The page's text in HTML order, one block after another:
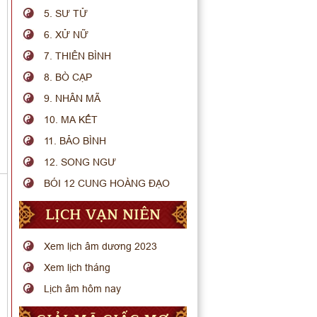
5. SƯ TỬ
6. XỬ NỮ
7. THIÊN BÌNH
8. BÒ CẠP
9. NHÂN MÃ
10. MA KẾT
11. BẢO BÌNH
12. SONG NGƯ
BÓI 12 CUNG HOÀNG ĐẠO
LỊCH VẠN NIÊN
Xem lịch âm dương 2023
Xem lịch tháng
Lịch âm hôm nay